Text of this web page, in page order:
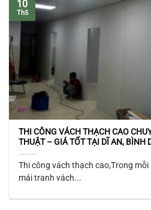
THI CÔNG VÁCH THẠCH CAO
THUẬT – GIÁ TỐT TẠI DĨ AN, BÌNH
Thi công vách thạch cao,Trong
mái tranh vách...
10
Th5